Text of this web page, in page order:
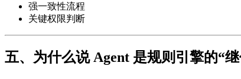
强一致性流程
关键权限判断
五、为什么说 Agent 是规则引擎的“